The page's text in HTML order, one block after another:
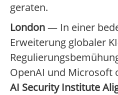
geraten.
London— In einer
Erweiterung globaler
OpenAI und Microsoft
AI Security Institute